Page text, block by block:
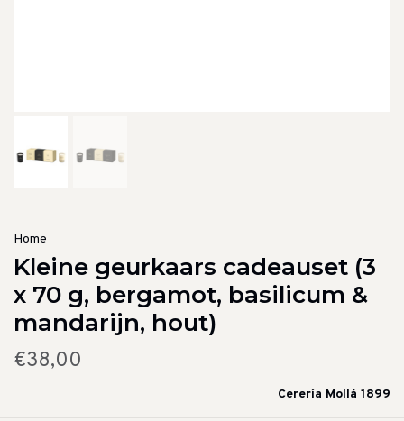
Home
Kleine geurkaars cadeauset (3
x 70 g, bergamot, basilicum &
mandarijn, hout)
€38,00
Cerería Mollá 1899